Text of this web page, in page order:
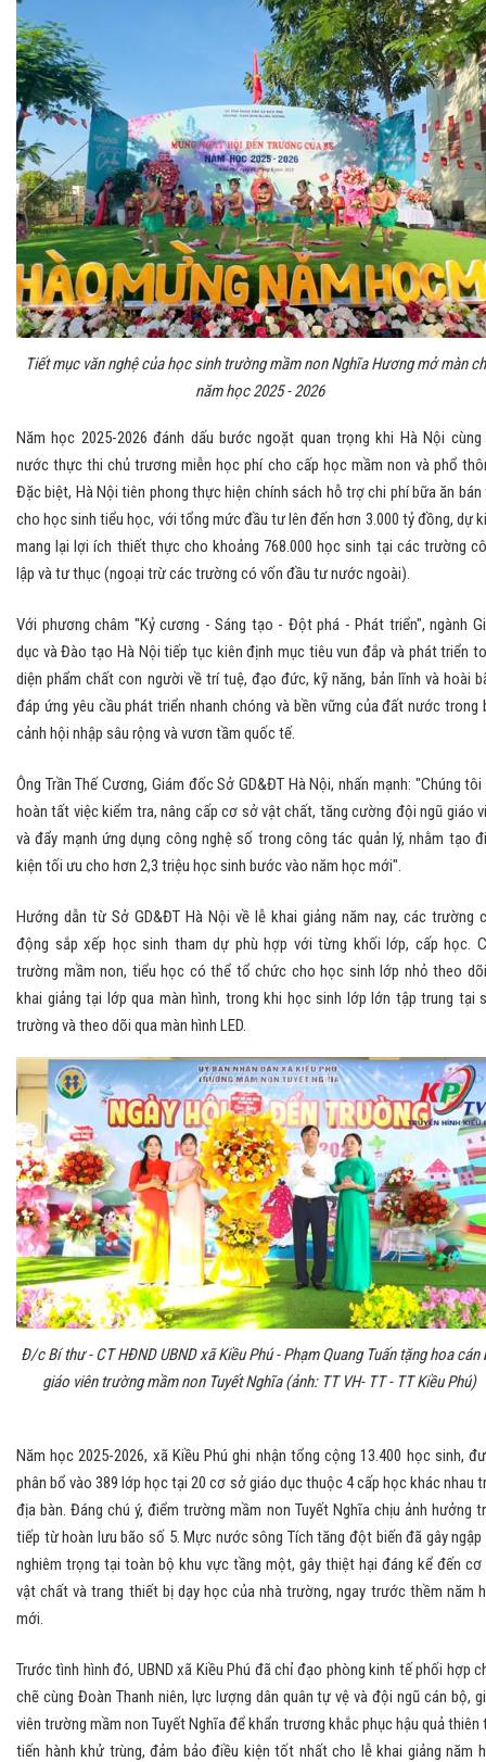
Tiết mục văn nghệ của học sinh trường mầm non Nghĩa Hương mở màn
năm học 2025 - 2026
Năm học 2025-2026 đánh dấu bước ngoặt quan trọng khi Hà Nội cùng
nước thực thi chủ trương miễn học phí cho cấp học mầm non và phổ
Đặc biệt, Hà Nội tiên phong thực hiện chính sách hỗ trợ chi phí bữa ăn bán
cho học sinh tiểu học, với tổng mức đầu tư lên đến hơn 3.000 tỷ đồng, dự
mang lại lợi ích thiết thực cho khoảng 768.000 học sinh tại các trường
lập và tư thục (ngoại trừ các trường có vốn đầu tư nước ngoài).
Với phương châm "Kỷ cương - Sáng tạo - Đột phá - Phát triển", ngành
dục và Đào tạo Hà Nội tiếp tục kiên định mục tiêu vun đắp và phát triển
diện phẩm chất con người về trí tuệ, đạo đức, kỹ năng, bản lĩnh và hoài
đáp ứng yêu cầu phát triển nhanh chóng và bền vững của đất nước trong
cảnh hội nhập sâu rộng và vươn tầm quốc tế.
Ông Trần Thế Cương, Giám đốc Sở GD&ĐT Hà Nội, nhấn mạnh: "Chúng
hoàn tất việc kiểm tra, nâng cấp cơ sở vật chất, tăng cường đội ngũ giáo
và đẩy mạnh ứng dụng công nghệ số trong công tác quản lý, nhằm tạo
kiện tối ưu cho hơn 2,3 triệu học sinh bước vào năm học mới".
Hướng dẫn từ Sở GD&ĐT Hà Nội về lễ khai giảng năm nay, các trường
động sắp xếp học sinh tham dự phù hợp với từng khối lớp, cấp học.
trường mầm non, tiểu học có thể tổ chức cho học sinh lớp nhỏ theo
khai giảng tại lớp qua màn hình, trong khi học sinh lớp lớn tập trung tại
trường và theo dõi qua màn hình LED.
Đ/c Bí thư - CT HĐND UBND xã Kiều Phú - Phạm Quang Tuấn tặng hoa cán
giáo viên trường mầm non Tuyết Nghĩa (ảnh: TT VH- TT - TT Kiều Phú)
Năm học 2025-2026, xã Kiều Phú ghi nhận tổng cộng 13.400 học sinh,
phân bổ vào 389 lớp học tại 20 cơ sở giáo dục thuộc 4 cấp học khác nhau
địa bàn. Đáng chú ý, điểm trường mầm non Tuyết Nghĩa chịu ảnh hưởng
tiếp từ hoàn lưu bão số 5. Mực nước sông Tích tăng đột biến đã gây
nghiêm trọng tại toàn bộ khu vực tầng một, gây thiệt hại đáng kể đến cơ
vật chất và trang thiết bị dạy học của nhà trường, ngay trước thềm năm
mới.
Trước tình hình đó, UBND xã Kiều Phú đã chỉ đạo phòng kinh tế phối hợp
chẽ cùng Đoàn Thanh niên, lực lượng dân quân tự vệ và đội ngũ cán bộ,
viên trường mầm non Tuyết Nghĩa để khẩn trương khắc phục hậu quả thiên
tiến hành khử trùng, đảm bảo điều kiện tốt nhất cho lễ khai giảng năm